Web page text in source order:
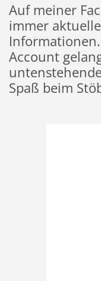
Auf meiner
immer
Account
Spaß beim